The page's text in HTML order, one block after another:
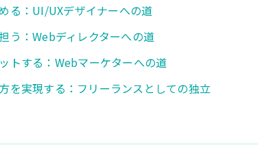
る：UI/UXデザイナーへの道
う：Webディレクターへの道
トする：Webマーケターへの道
を実現する：フリーランスとしての独立